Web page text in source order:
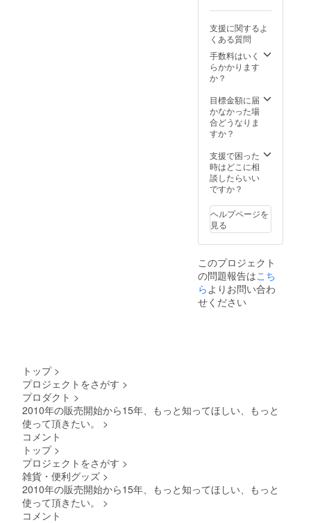
支援に関するよ
くある質問
手数料はいく
らかかります
か？
目標金額に届
かなかった場
合どうなりま
すか？
支援で困った
時はどこに相
談したらいい
ですか？
ヘルプページを
見る
このプロジェクト
の問題報告はこち
ら よりお問い合わ
せください
トップ >
プロジェクトをさがす >
プロダクト >
2010年の販売開始から15年、もっと知ってほしい、もっと
使って頂きたい。
>
コメント
トップ >
プロジェクトをさがす >
雑貨・便利グッズ >
2010年の販売開始から15年、もっと知ってほしい、もっと
使って頂きたい。
>
コメント